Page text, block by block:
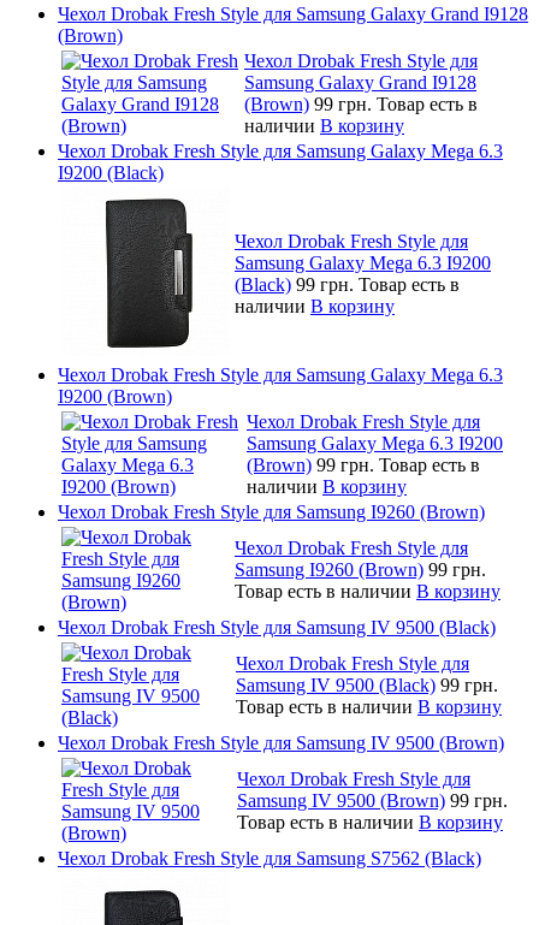
Чехол Drobak Fresh Style для Samsung Galaxy Grand I9128
(Brown)
Чехол Drobak Fresh Style для
Samsung Galaxy Grand I9128
(Brown) 99 грн. Товар есть в
наличии В корзину
Чехол Drobak Fresh Style для Samsung Galaxy Mega 6.3
I9200 (Black)
Чехол Drobak Fresh Style для
Samsung Galaxy Mega 6.3 I9200
(Black) 99 грн. Товар есть в
наличии В корзину
Чехол Drobak Fresh Style для Samsung Galaxy Mega 6.3
I9200 (Brown)
Чехол Drobak Fresh Style для
Samsung Galaxy Mega 6.3 I9200
(Brown) 99 грн. Товар есть в
наличии В корзину
Чехол Drobak Fresh Style для Samsung I9260 (Brown)
Чехол Drobak Fresh Style для
Samsung I9260 (Brown) 99 грн.
Товар есть в наличии В корзину
Чехол Drobak Fresh Style для Samsung IV 9500 (Black)
Чехол Drobak Fresh Style для
Samsung IV 9500 (Black) 99 грн.
Товар есть в наличии В корзину
Чехол Drobak Fresh Style для Samsung IV 9500 (Brown)
Чехол Drobak Fresh Style для
Samsung IV 9500 (Brown) 99 грн.
Товар есть в наличии В корзину
Чехол Drobak Fresh Style для Samsung S7562 (Black)